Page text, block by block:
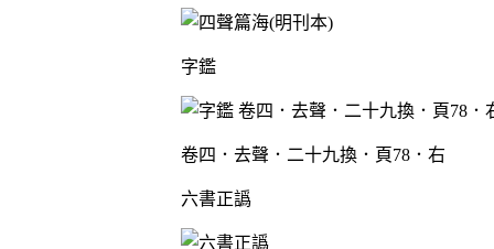
字鑑
卷四．去聲．二十九換．頁78．右
六書正譌